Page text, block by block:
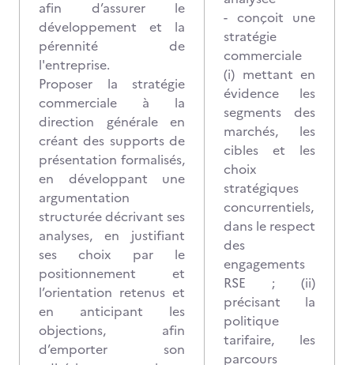
afin d’assurer le
développement et la
pérennité de
l'entreprise.
Proposer la stratégie
commerciale à la
direction générale en
créant des supports de
présentation formalisés,
en développant une
argumentation
structurée décrivant ses
analyses, en justifiant
ses choix par le
positionnement et
l’orientation retenus et
en anticipant les
objections, afin
d’emporter son
- conçoit une
stratégie
commerciale
(i) mettant en
évidence les
segments des
marchés, les
cibles et les
choix
stratégiques
concurrentiels,
dans le respect
des
engagements
RSE ; (ii)
précisant la
politique
tarifaire, les
parcours